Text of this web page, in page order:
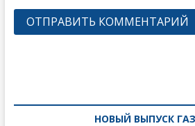
записямНОВЫЙ ВЫПУСК